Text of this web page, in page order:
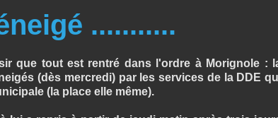
...........
que tout est rentré dans l'ordre à Morignole :
(dès mercredi) par les services de la DDE
(la place elle même).